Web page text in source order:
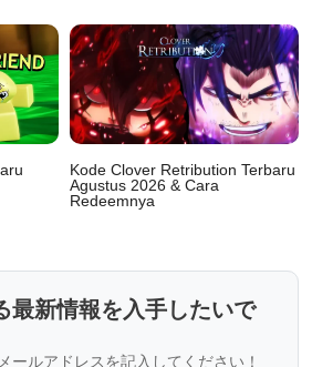
Kode Clover Retribution Terbaru
Agustus 2026 & Cara
Redeemnya
最新情報を入手したいで
ールアドレスを記入してください！